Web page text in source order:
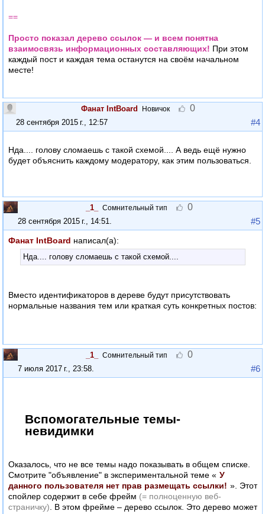
==
Просто показал дерево ссылок — и всем понятна
взаимосвязь информационных составляющих! При этом
каждый пост и каждая тема останутся на своём начальном
месте!
Фанат IntBoard Новичок 0
28 сентября 2015 г., 12:57 #4
Нда.... голову сломаешь с такой схемой.... А ведь ещё нужно
будет объяснить каждому модератору, как этим пользоваться.
_1_ Сомнительный тип 0
28 сентября 2015 г., 14:51 #5
Фанат IntBoard написал(а):
Нда.... голову сломаешь с такой схемой....
Вместо идентификаторов в дереве будут присутствовать
нормальные названия тем или краткая суть конкретных постов:
_1_ Сомнительный тип 0
7 июля 2017 г., 23:58 #6
Вспомогательные темы-
невидимки
Оказалось, что не все темы надо показывать в общем списке.
Смотрите "объявление" в экспериментальной теме « У
данного пользователя нет прав размещать ссылки! ». Этот
спойлер содержит в себе фрейм (= полноценную веб-
страничку) . В этом фрейме – дерево ссылок. Это дерево может